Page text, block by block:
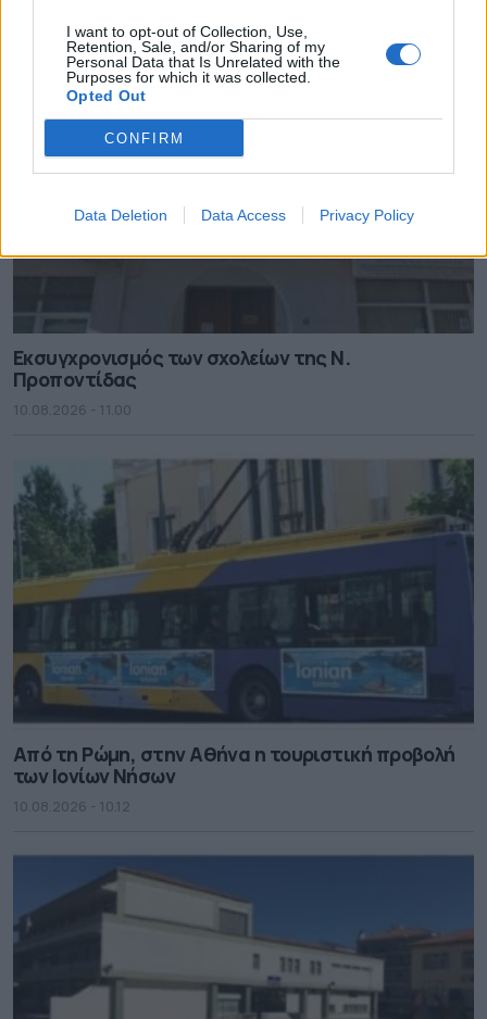
I want to opt-out of Collection, Use,
Retention, Sale, and/or Sharing of my
Personal Data that Is Unrelated with the
Purposes for which it was collected.
Opted Out
CONFIRM
Data Deletion Data Access Privacy Policy
Εκσυγχρονισμός των σχολείων της Ν.
Προποντίδας
10.08.2026 - 11.00
Από τη Ρώμη, στην Αθήνα η τουριστική προβολή
των Ιονίων Νήσων
10.08.2026 - 10.12